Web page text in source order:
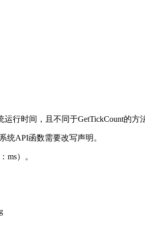
运行时间，且不同于GetTickCount的方
统API函数需要改写声明。
ms）。